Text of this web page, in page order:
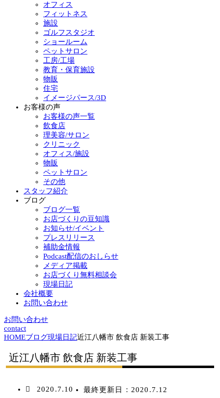
オフィス
フィットネス
施設
ゴルフスタジオ
ショールーム
ペットサロン
工房/工場
教育・保育施設
物販
住宅
イメージパース/3D
お客様の声
お客様の声一覧
飲食店
理美容/サロン
クリニック
オフィス/施設
物販
ペットサロン
その他
スタッフ紹介
ブログ
ブログ一覧
お店づくりの豆知識
お知らせ/イベント
プレスリリース
補助金情報
Podcast配信のおしらせ
メディア掲載
お店づくり無料相談会
現場日記
会社概要
お問い合わせ
お問い合わせ
contact
HOMEブログ現場日記近江八幡市 飲食店 新装工事
近江八幡市 飲食店 新装工事
2020.7.10 最終更新日： 2020.7.12